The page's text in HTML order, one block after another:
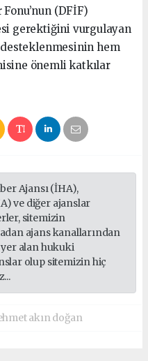
(DFİF)
gerektiğini vurgulayan
hem
önemli katkılar
Ajansı (İHA),
ve diğer ajanslar
sitemizin
ajans kanallarından
alan hukuki
olup sitemizin hiç
akın doğan